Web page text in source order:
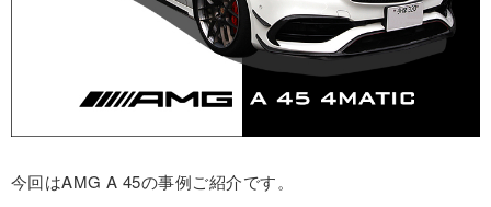
今回はAMG A 45の事例ご紹介です。